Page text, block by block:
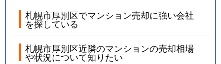
札幌市厚別区でマンション売却に強い会社
を探している
札幌市厚別区近隣のマンションの売却相場
や状況について知りたい